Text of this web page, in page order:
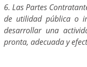
6. Las Partes
de utilidad pública o
desarrollar una
pronta, adecuada y